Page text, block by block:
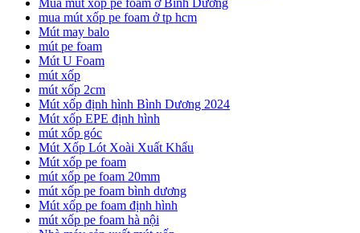
Mua mút xốp pe foam ở Bình Dương
mua mút xốp pe foam ở tp hcm
Mút may balo
mút pe foam
Mút U Foam
mút xốp
mút xốp 2cm
Mút xốp định hình Bình Dương 2024
Mút xốp EPE định hình
mút xốp góc
Mút Xốp Lót Xoài Xuất Khẩu
Mút xốp pe foam
mút xốp pe foam 20mm
mút xốp pe foam bình dương
Mút xốp pe foam định hình
mút xốp pe foam hà nội